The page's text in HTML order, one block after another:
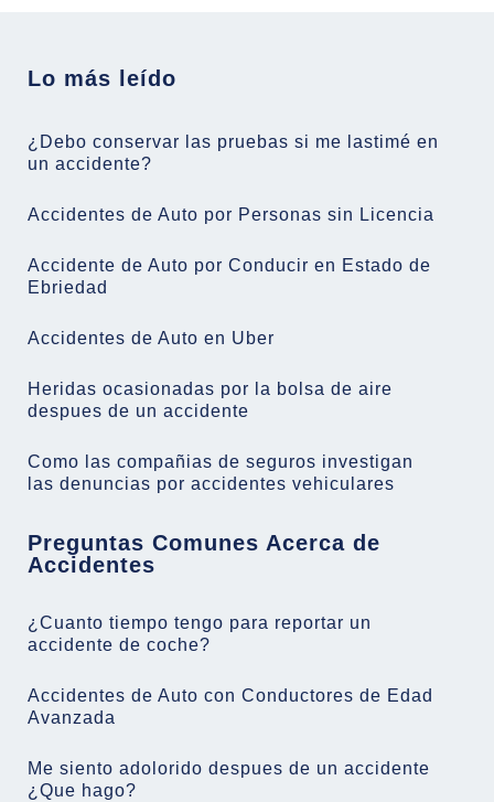
Lo más leído
¿Debo conservar las pruebas si me lastimé en
un accidente?
Accidentes de Auto por Personas sin Licencia
Accidente de Auto por Conducir en Estado de
Ebriedad
Accidentes de Auto en Uber
Heridas ocasionadas por la bolsa de aire
despues de un accidente
Como las compañias de seguros investigan
las denuncias por accidentes vehiculares
Preguntas Comunes Acerca de
Accidentes
¿Cuanto tiempo tengo para reportar un
accidente de coche?
Accidentes de Auto con Conductores de Edad
Avanzada
Me siento adolorido despues de un accidente
¿Que hago?